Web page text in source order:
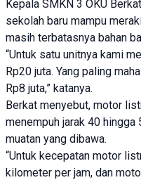
Kepala SMKN 3 OKU
sekolah baru mampu
masih terbatasnya bahan
“Untuk satu unitnya kami
Rp20 juta. Yang paling
Rp8 juta,” katanya.
Berkat menyebut, motor
menempuh jarak 40
muatan yang dibawa.
“Untuk kecepatan motor
kilometer per jam, dan